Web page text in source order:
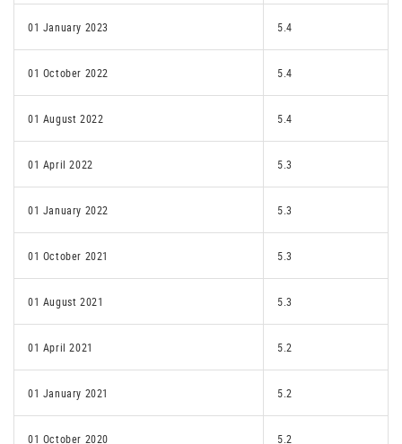
01 January 2023 5.4
01 October 2022 5.4
01 August 2022 5.4
01 April 2022 5.3
01 January 2022 5.3
01 October 2021 5.3
01 August 2021 5.3
01 April 2021 5.2
01 January 2021 5.2
01 October 2020 5.2